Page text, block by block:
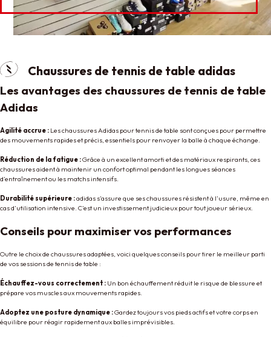
Chaussures de tennis de table adidas
Les avantages des chaussures de tennis de table
Adidas
Agilité accrue : Les chaussures Adidas pour tennis de table sont conçues pour permettre
des mouvements rapides et précis, essentiels pour renvoyer la balle à chaque échange.
Réduction de la fatigue :Grâce à un excellent amorti et des matériaux respirants, ces
chaussures aident à maintenir un confort optimal pendant les longues séances
d’entraînement ou les matchs intensifs.
Durabilité supérieure :adidas s’assure que ses chaussures résistent à l’usure, même en
cas d’utilisation intensive. C’est un investissement judicieux pour tout joueur sérieux.
Conseils pour maximiser vos performances
Outre le choix de chaussures adaptées, voici quelques conseils pour tirer le meilleur parti
de vos sessions de tennis de table :
Échauffez-vous correctement : Un bon échauffement réduit le risque de blessure et
prépare vos muscles aux mouvements rapides.
Adoptez une posture dynamique :Gardez toujours vos pieds actifs et votre corps en
équilibre pour réagir rapidement aux balles imprévisibles.